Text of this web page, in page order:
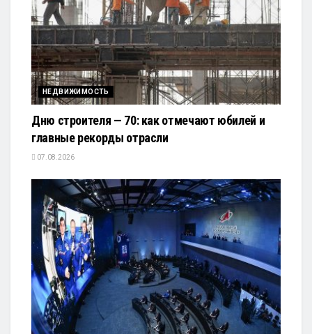
НЕДВИЖИМОСТЬ
Дню строителя — 70: как отмечают юбилей и
главные рекорды отрасли
07.08.2026